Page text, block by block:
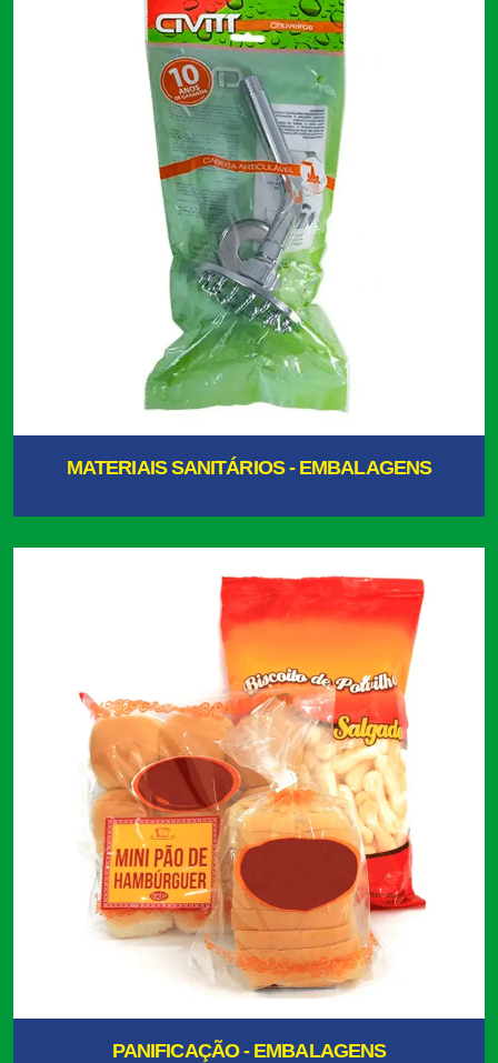
MATERIAIS SANITÁRIOS - EMBALAGENS
PANIFICAÇÃO - EMBALAGENS